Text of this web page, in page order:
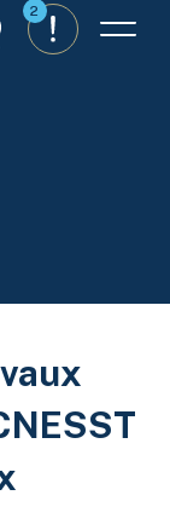
Alertes
2
Menu